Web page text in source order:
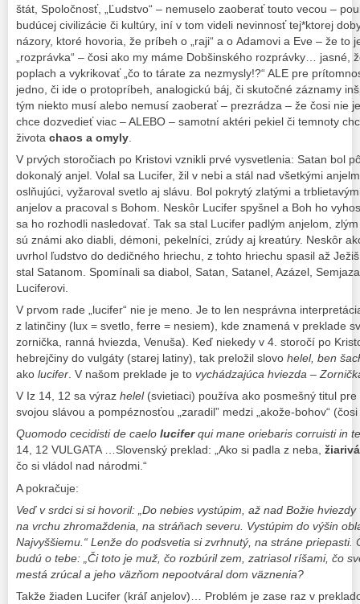
štát, Spoločnosť, „Ľudstvo“ – nemuselo zaoberať touto vecou –
budúcej civilizácie či kultúry, iní v tom videli nevinnosť tej*ktorej
názory, ktoré hovoria, že príbeh o „raji“ a o Adamovi a Eve – že to
„rozprávka“ – čosi ako my máme Dobšinského rozprávky… jasné,
poplach a vykrikovať „čo to tárate za nezmysly!?“ ALE pre
jedno, či ide o protopríbeh, analogickú báj, či skutočné záznamy
tým niekto musí alebo nemusí zaoberať – prezrádza – že čosi nie
chce dozvedieť viac – ALEBO – samotní aktéri pekiel či temnoty
života chaos a omyly
V prvých storočiach po Kristovi vznikli prvé vysvetlenia: Satan bol
dokonalý anjel. Volal sa Lucifer, žil v nebi a stál nad všetkými
oslňujúci, vyžaroval svetlo aj slávu. Bol pokrytý zlatými a
anjelov a pracoval s Bohom. Neskôr Lucifer spyšnel a Boh ho
sa ho rozhodli nasledovať. Tak sa stal Lucifer padlým anjelom,
sú známi ako diabli, démoni, pekelníci, zrúdy aj kreatúry. Neskôr
uvrhol ľudstvo do dedičného hriechu, z tohto hriechu spasil až
stal Satanom. Spomínali sa diabol, Satan, Satanel, Azázel,
Luciferovi.
V prvom rade „lucifer“ nie je meno. Je to len nesprávna
z latinčiny (lux = svetlo, ferre = nesiem), kde znamená v preklade
zornička, ranná hviezda, Venuša). Keď niekedy v 4. storočí po
hebrejčiny do vulgáty (starej latiny), tak preložil slovo helel, ben
ako lucifer . V našom preklade je to vychádzajúca hviezda –
V Iz 14, 12 sa výraz helel(svietiaci) používa ako posmešný titul
svojou slávou a pompéznosťou „zaradil” medzi „akože-bohov“
Quomodo cecidisti de caelo luciferqui mane oriebaris corruisti in
14, 12 VULGATA …Slovenský preklad: „Ako si padla z neba,
čo si vládol nad národmi.“
A pokračuje:
Veď v srdci si si hovoril: „Do nebies vystúpim, až nad Božie
na vrchu zhromaždenia, na stráňach severu. Vystúpim do výšin
Najvyššiemu.“ Lenže do podsvetia si zvrhnutý, na stráne
budú o tebe: „Či toto je muž, čo rozbúril zem, zatriasol ríšami, čo
mestá zrúcal a jeho väzňom nepootváral dom väznenia?
Takže žiaden Lucifer (kráľ anjelov)… Problém je zase raz v